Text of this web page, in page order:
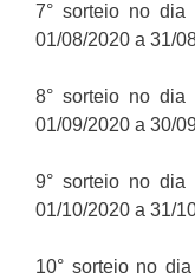
7° sorteio no dia
01/08/2020 a 31/
8° sorteio no dia
01/09/2020 a 30/
9° sorteio no dia
01/10/2020 a 31/
10° sorteio no